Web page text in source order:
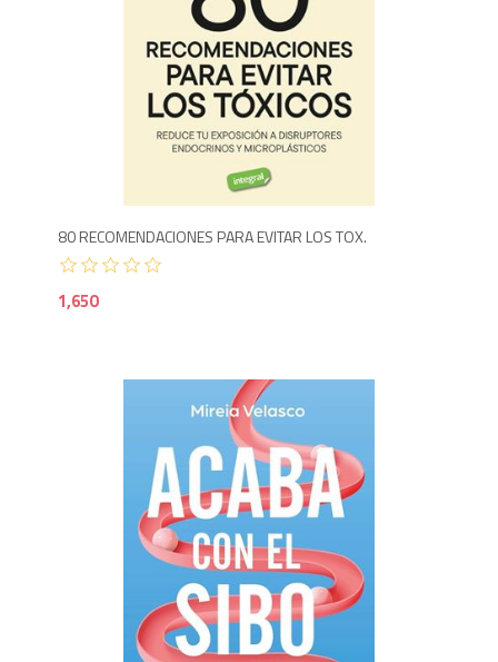
80 RECOMENDACIONES PARA EVITAR LOS TOX.
1,650